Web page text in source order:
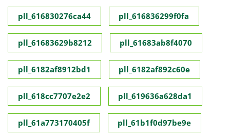
pll_616830276ca44 pll_616836299f0fa
pll_61683629b8212 pll_61683ab8f4070
pll_6182af8912bd1 pll_6182af892c60e
pll_618cc7707e2e2 pll_619636a628da1
pll_61a773170405f pll_61b1f0d97be9e